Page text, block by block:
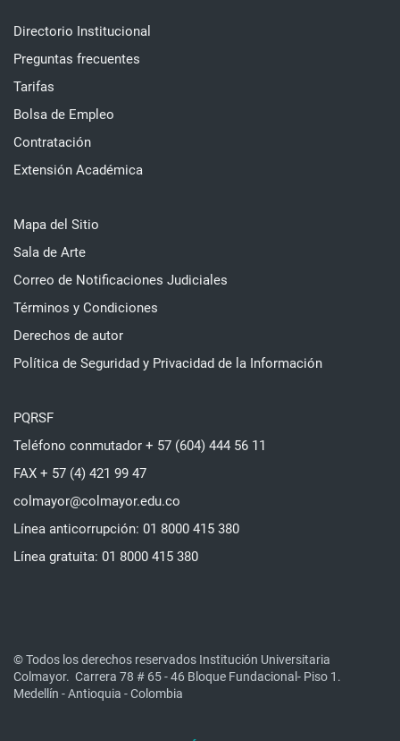
Directorio Institucional
Preguntas frecuentes
Tarifas
Bolsa de Empleo
Contratación
Extensión Académica
Mapa del Sitio
Sala de Arte
Correo de Notificaciones Judiciales
Términos y Condiciones
Derechos de autor
Política de Seguridad y Privacidad de la Información
PQRSF
Teléfono conmutador + 57 (604) 444 56 11
FAX + 57 (4) 421 99 47
colmayor@colmayor.edu.co
Línea anticorrupción: 01 8000 415 380
Línea gratuita: 01 8000 415 380
© Todos los derechos reservados Institución Universitaria
Colmayor. Carrera 78 # 65 - 46 Bloque Fundacional- Piso 1.
Medellín - Antioquia - Colombia